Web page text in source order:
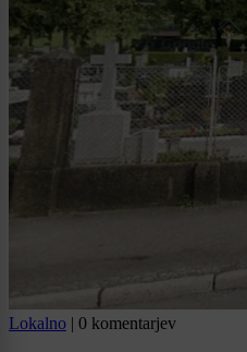
Lokalno | 0 komentarjev